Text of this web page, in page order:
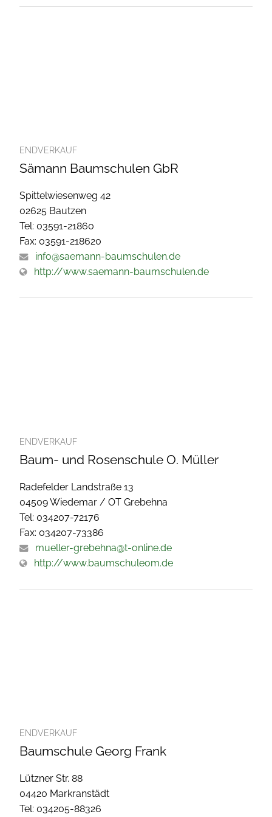
ENDVERKAUF
Sämann Baumschulen GbR
Spittelwiesenweg 42
02625 Bautzen
Tel: 03591-21860
Fax: 03591-218620
info@saemann-baumschulen.de
http://www.saemann-baumschulen.de
ENDVERKAUF
Baum- und Rosenschule O. Müller
Radefelder Landstraße 13
04509 Wiedemar / OT Grebehna
Tel: 034207-72176
Fax: 034207-73386
mueller-grebehna@t-online.de
http://www.baumschuleom.de
ENDVERKAUF
Baumschule Georg Frank
Lützner Str. 88
04420 Markranstädt
Tel: 034205-88326